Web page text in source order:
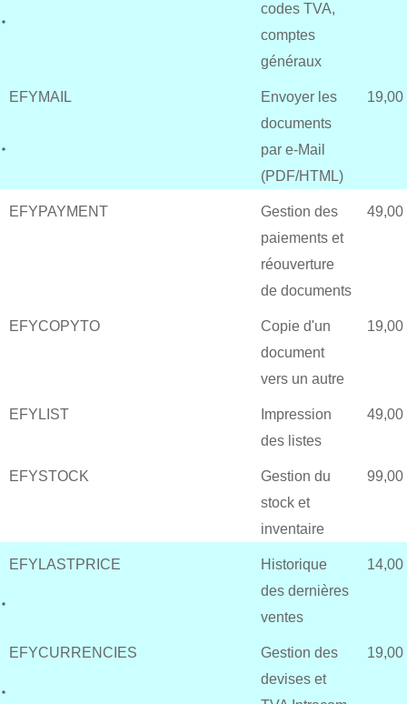
codes TVA,
comptes
généraux
EFYMAIL
Envoyer les
documents
par e-Mail
(PDF/HTML)
EFYPAYMENT
Gestion des
paiements et
réouverture
de documents
49,00
EFYCOPYTO
Copie d'un
document
vers un autre
EFYLIST
Impression
des listes
49,00
EFYSTOCK
Gestion du
stock et
inventaire
99,00
EFYLASTPRICE
Historique
des dernières
ventes
EFYCURRENCIES
Gestion des
devises et